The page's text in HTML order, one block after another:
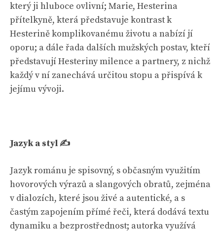
který ji hluboce ovlivní; Marie, Hesterina
přítelkyně, která představuje kontrast k
Hesterině komplikovanému životu a nabízí jí
oporu; a dále řada dalších mužských postav, kteří
představují Hesteriny milence a partnery, z nichž
každý v ní zanechává určitou stopu a přispívá k
jejímu vývoji.
Jazyk a styl ✍️
Jazyk románu je spisovný, s občasným využitím
hovorových výrazů a slangových obratů, zejména
v dialozích, které jsou živé a autentické, a s
častým zapojením přímé řeči, která dodává textu
dynamiku a bezprostřednost; autorka využívá